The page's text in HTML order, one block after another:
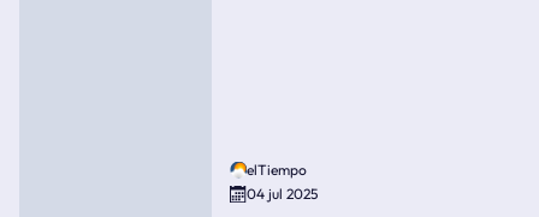
elTiempo
04 jul 2025